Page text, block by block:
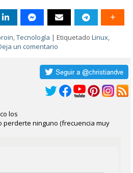
,Tecnología |Etiquetado Linux,
un comentario
los
perderte ninguno (frecuencia muy